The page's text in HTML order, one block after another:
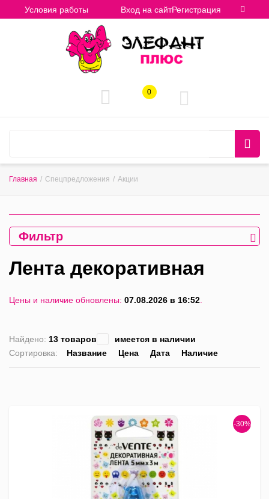
Условия работы Вход на сайтРегистрация
0
Главная / Спецпредложения / Акции
Фильтр
Лента декоративная
Цены и наличие обновлены: 07.08.2026 в 16:52.
Найдено: 13 товаров
имеется в наличии
Сортировка:
Название Цена Дата Наличие
-30%